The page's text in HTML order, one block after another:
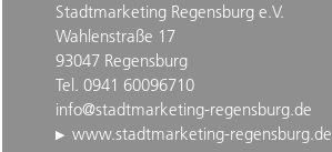
Stadtmarketing Regensburg e.V.
Wahlenstraße 17
93047 Regensburg
Tel. 0941 60096710
info@stadtmarketing-regensburg.de
www.stadtmarketing-regensburg.de